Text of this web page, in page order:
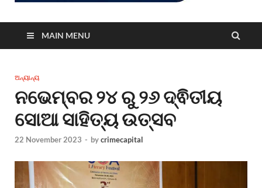
MAIN MENU
ଅନ୍ୟାନ୍ୟ
ନଭେମ୍ବର ୨୪ ରୁ ୨୬ ଦ୍ଵିତୀୟ
ସୋଆ ସାହିତ୍ୟ ଉତ୍ସବ
22 November 2023 - bycrimecapital